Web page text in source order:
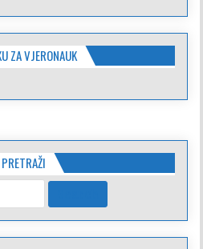
ZA VJERONAUK
PRETRAŽI